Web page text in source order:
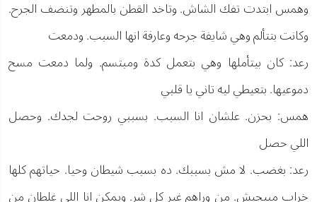
وهمس ابتدت تفك الشاش. وتاخد القطن بالمطهر وتنضف الجرح.
وكانت بتتألم وهي شايفة جرحه وعارفة انها السبب. ودمعت
رعد: كان بيتأملها وهي بتعمل كدة ومبتسم. ولما دمعت مسح
دموعيها. بتعيطي ليه تاني يا قلبي
همس: بحزن. علشان انا السبب. بسببي روحت لجدك. وحصل
اللي حصل
رعد: بغضب. لا مش بسببك. ده بسبب شيطان وحيا. حياتهم كلها